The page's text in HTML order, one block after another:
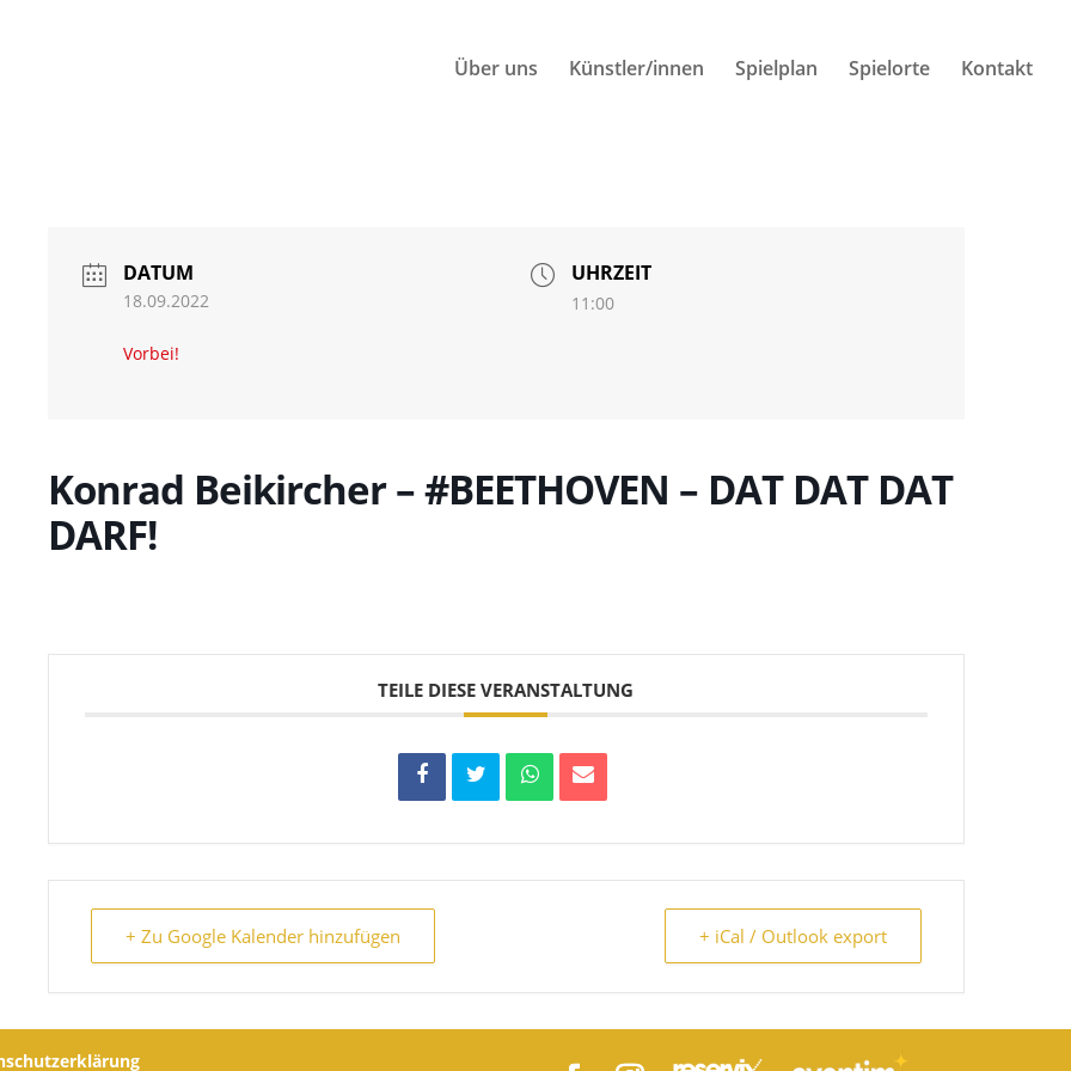
Über uns Künstler/innen Spielplan Spielorte Kontakt
DATUM
18.09.2022
Vorbei!
UHRZEIT
11:00
Konrad Beikircher – #BEETHOVEN – DAT DAT DAT
DARF!
TEILE DIESE VERANSTALTUNG
+ Zu Google Kalender hinzufügen + iCal / Outlook export